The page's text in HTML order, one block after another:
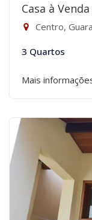
Casa à
Centro,
3 Quartos
Mais